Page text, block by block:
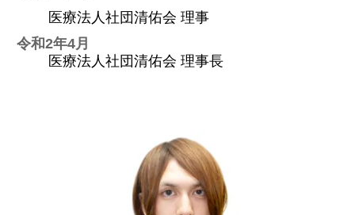
医療法人社団清佑会 理事
令和2年4月
医療法人社団清佑会 理事長